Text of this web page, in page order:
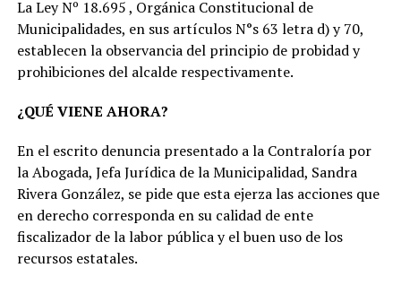
La Ley Nº 18.695 , Orgánica Constitucional de
Municipalidades, en sus artículos N°s 63 letra d) y 70,
establecen la observancia del principio de probidad y
prohibiciones del alcalde respectivamente.
¿QUÉ VIENE AHORA?
En el escrito denuncia presentado a la Contraloría por
la Abogada, Jefa Jurídica de la Municipalidad, Sandra
Rivera González, se pide que esta ejerza las acciones que
en derecho corresponda en su calidad de ente
fiscalizador de la labor pública y el buen uso de los
recursos estatales.